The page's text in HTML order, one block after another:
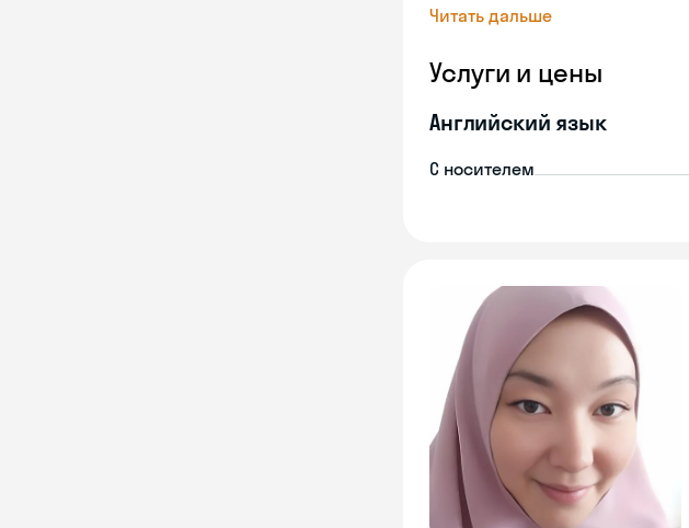
Читать дальше
Услуги и цены
Английский язык
С носителем